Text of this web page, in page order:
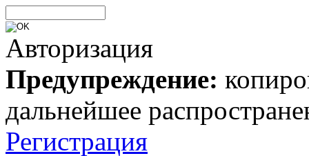
Авторизация
Предупреждение:
дальнейшее
Регистрация